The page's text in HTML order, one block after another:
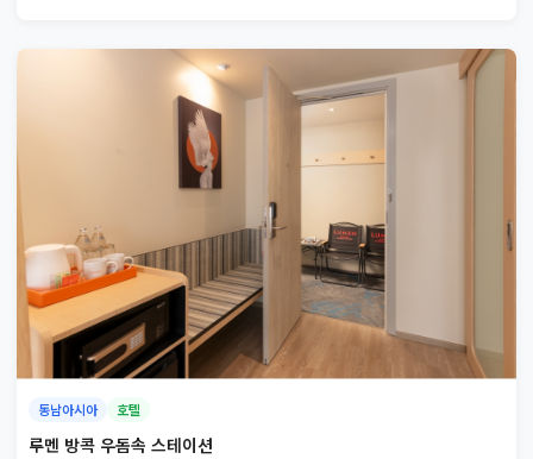
동남아시아 호텔
루멘 방콕 우돔속 스테이션